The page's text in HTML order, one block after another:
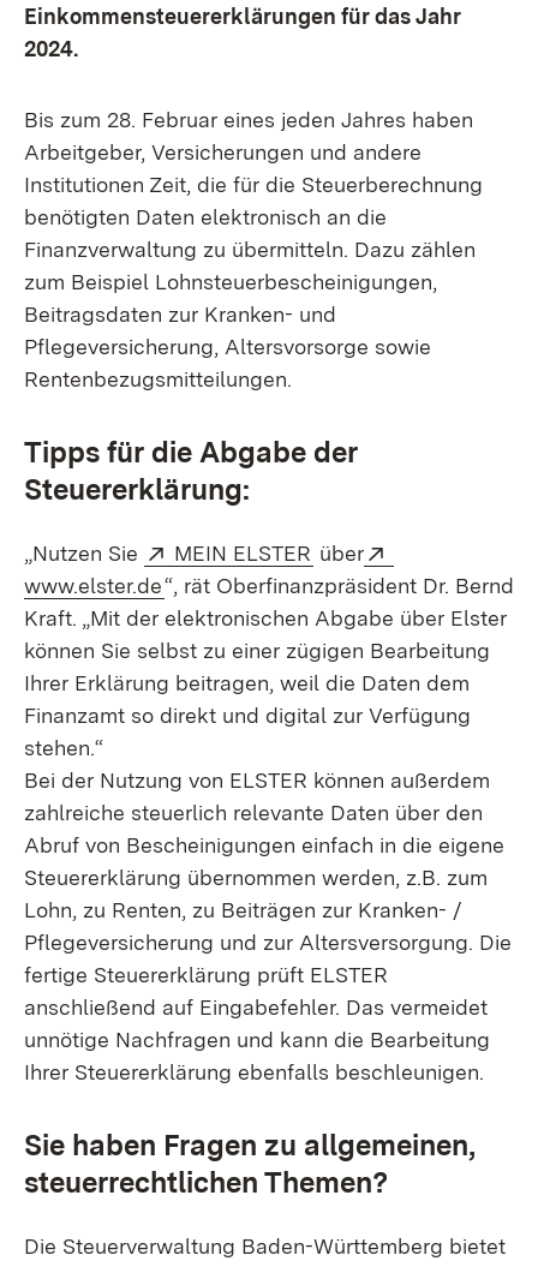
Einkommensteuererklärungen für das Jahr
2024.
Bis zum 28. Februar eines jeden Jahres haben
Arbeitgeber, Versicherungen und andere
Institutionen Zeit, die für die Steuerberechnung
benötigten Daten elektronisch an die
Finanzverwaltung zu übermitteln. Dazu zählen
zum Beispiel Lohnsteuerbescheinigungen,
Beitragsdaten zur Kranken- und
Pflegeversicherung, Altersvorsorge sowie
Rentenbezugsmitteilungen.
Tipps für die Abgabe der
Steuererklärung:
„Nutzen Sie Extern:
MEIN ELSTER (Öffnet in neuem
über
www.elster.de(Öffnet in neuem Fenster)
“, rät Oberfinanzpräsident Dr. Bernd
Kraft. „Mit der elektronischen Abgabe über Elster
können Sie selbst zu einer zügigen Bearbeitung
Ihrer Erklärung beitragen, weil die Daten dem
Finanzamt so direkt und digital zur Verfügung
stehen.“
Bei der Nutzung von ELSTER können außerdem
zahlreiche steuerlich relevante Daten über den
Abruf von Bescheinigungen einfach in die eigene
Steuererklärung übernommen werden, z.B. zum
Lohn, zu Renten, zu Beiträgen zur Kranken- /
Pflegeversicherung und zur Altersversorgung. Die
fertige Steuererklärung prüft ELSTER
anschließend auf Eingabefehler. Das vermeidet
unnötige Nachfragen und kann die Bearbeitung
Ihrer Steuererklärung ebenfalls beschleunigen.
Sie haben Fragen zu allgemeinen,
steuerrechtlichen Themen?
Die Steuerverwaltung Baden-Württemberg bietet